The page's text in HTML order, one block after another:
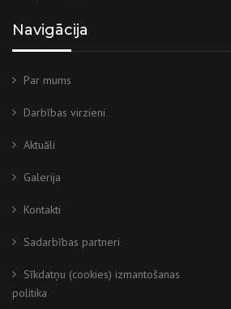
Navigācija
Par mums
Darbības virzieni
Aktuāli
Galerija
Kontakti
Sadarbības partneri
Sīkdatņu (cookies) izmantošanas
politika